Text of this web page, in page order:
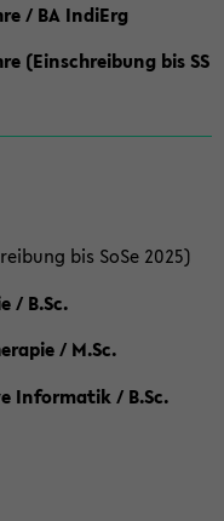
/ BA IndiErg
(Einschreibung bis SS
bis SoSe 2025)
/ B.Sc.
/ M.Sc.
Informatik / B.Sc.